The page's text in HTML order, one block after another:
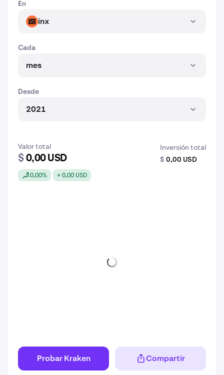
En
INX inx
Cada
mes
Desde
2021
Valor total
$ 0,00 USD
0,00% + 0,00 USD
Inversión total
$ 0,00 USD
Probar Kraken Compartir